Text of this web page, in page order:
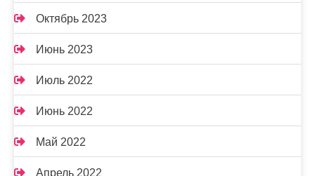
Октябрь 2023
Июнь 2023
Июль 2022
Июнь 2022
Май 2022
Апрель 2022